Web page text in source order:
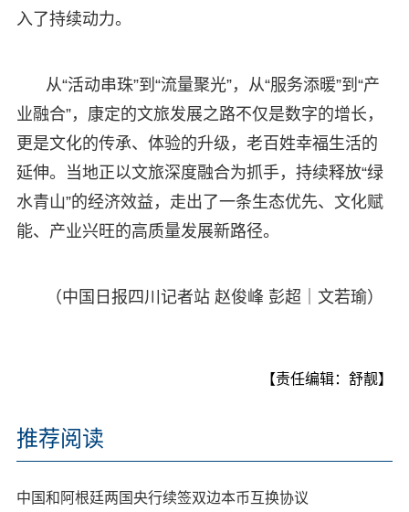
入了持续动力。
从“活动串珠”到“流量聚光”，从“服务添暖”到“产
业融合”，康定的文旅发展之路不仅是数字的增长，
更是文化的传承、体验的升级，老百姓幸福生活的
延伸。当地正以文旅深度融合为抓手，持续释放“绿
水青山”的经济效益，走出了一条生态优先、文化赋
能、产业兴旺的高质量发展新路径。
（中国日报四川记者站 赵俊峰 彭超｜文若瑜）
【责任编辑：舒靓】
推荐阅读
中国和阿根廷两国央行续签双边本币互换协议